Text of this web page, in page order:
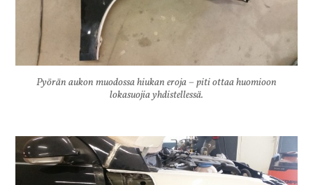
Pyörän aukon muodossa hiukan eroja – piti ottaa huomioon
lokasuojia yhdistellessä.